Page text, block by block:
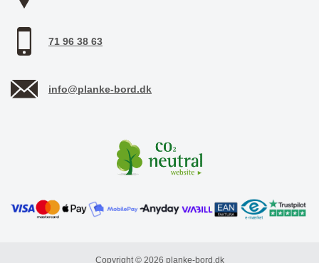
71 96 38 63
info@planke-bord.dk
Copyright © 2026 planke-bord.dk